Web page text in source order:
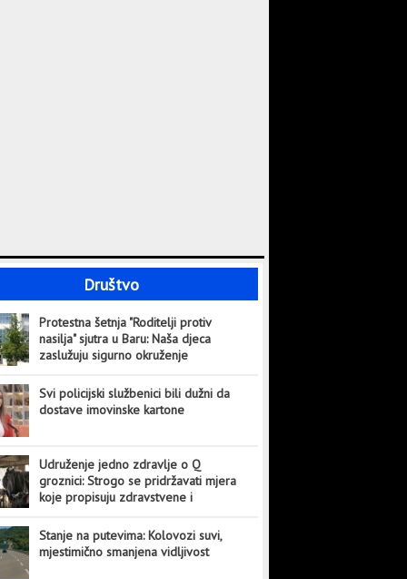
Društvo
Protestna šetnja "Roditelji protiv
nasilja" sjutra u Baru: Naša djeca
zaslužuju sigurno okruženje
Svi policijski službenici bili dužni da
dostave imovinske kartone
Udruženje jedno zdravlje o Q
groznici: Strogo se pridržavati mjera
koje propisuju zdravstvene i
Stanje na putevima: Kolovozi suvi,
mjestimično smanjena vidljivost